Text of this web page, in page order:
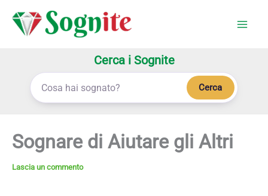
Cerca i Sognite
Cerca
Sognare di Aiutare gli Altri
Lascia un commento